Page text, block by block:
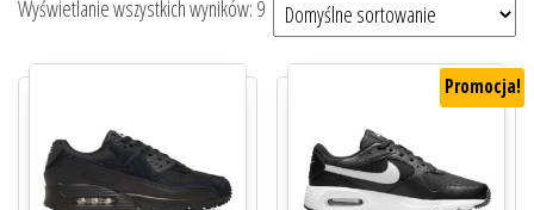
Wyświetlanie wszystkich wyników: 9
Promocja!